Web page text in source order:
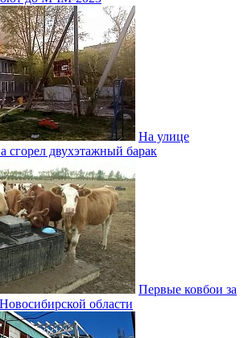
На улице
сгорел двухэтажный барак
Первые ковбои за
области